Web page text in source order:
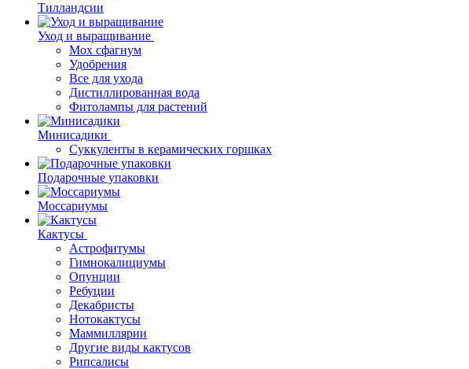
Тилландсии
Уход и выращивание
Мох сфагнум
Удобрения
Все для ухода
Дистиллированная вода
Фитолампы для растений
Минисадики
Суккуленты в керамических горшках
Подарочные упаковки
Моссариумы
Кактусы
Астрофитумы
Гимнокалициумы
Опунции
Ребуции
Декабристы
Нотокактусы
Маммиллярии
Другие виды кактусов
Рипсалисы